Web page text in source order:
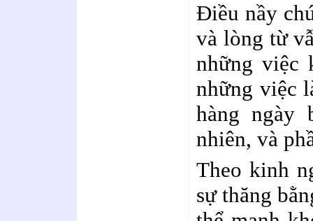
Điều nầy
và lòng từ
những việc
những việc
hàng
nhiên, và
Theo kinh
sự thăng